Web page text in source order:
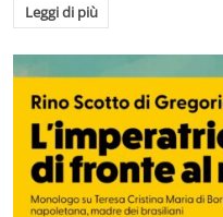
Leggi di più